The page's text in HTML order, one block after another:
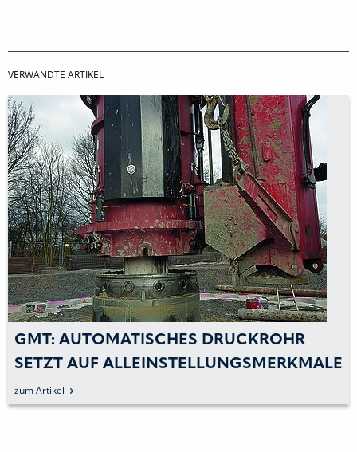
VERWANDTE ARTIKEL
GMT: AUTOMATISCHES DRUCKROHR
SETZT AUF ALLEINSTELLUNGSMERKMALE
zum Artikel